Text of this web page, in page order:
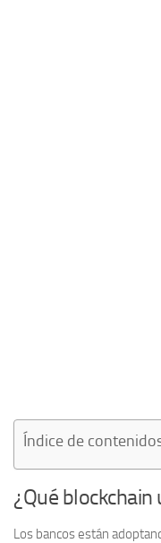
Índice de
¿Qué
Los bancos están